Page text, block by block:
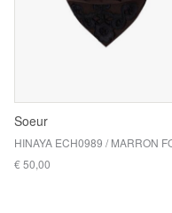
Soeur
€ 50,00